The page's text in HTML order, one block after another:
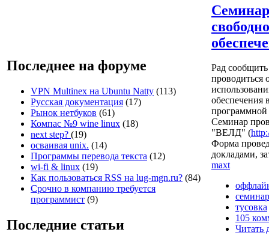
Последнее на форуме
VPN Multinex на Ubuntu Natty (113)
Русская документация (17)
Рынок нетбуков (61)
Компас №9 wine linux (18)
next step? (19)
осваивая unix. (14)
Программы перевода текста (12)
wi-fi & linux (19)
Как пользоваться RSS на lug-mgn.ru? (84)
Срочно в компанию требуется
программист (9)
Последние статьи
Рад сообщить
проводиться
обеспечения
Семинар
"ВЕЛД" (
Форма
докладами,
maxt
семинар
тусовка
105
Читать